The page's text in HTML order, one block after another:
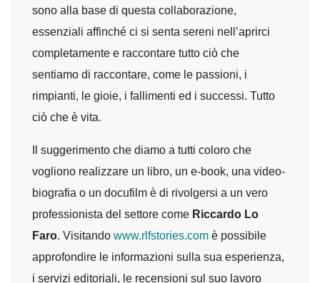
sono alla base di questa collaborazione,
essenziali affinché ci si senta sereni nell’aprirci
completamente e raccontare tutto ciò che
sentiamo di raccontare, come le passioni, i
rimpianti, le gioie, i fallimenti ed i successi. Tutto
ciò che è vita.
Il suggerimento che diamo a tutti coloro che
vogliono realizzare un libro, un e-book, una video-
biografia o un docufilm è di rivolgersi a un vero
professionista del settore come Riccardo Lo
Faro. Visitando www.rlfstories.com è possibile
approfondire le informazioni sulla sua esperienza,
i servizi editoriali, le recensioni sul suo lavoro